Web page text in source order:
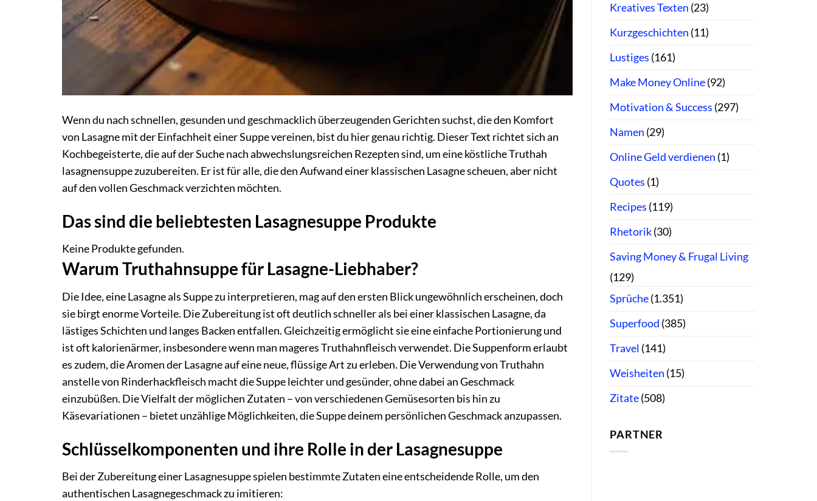
Wenn du nach schnellen, gesunden und geschmacklich überzeugenden Gerichten suchst, die den Komfort
von Lasagne mit der Einfachheit einer Suppe vereinen, bist du hier genau richtig. Dieser Text richtet sich an
Kochbegeisterte, die auf der Suche nach abwechslungsreichen Rezepten sind, um eine köstliche Truthah
lasagnensuppe zuzubereiten. Er ist für alle, die den Aufwand einer klassischen Lasagne scheuen, aber nicht
auf den vollen Geschmack verzichten möchten.
Das sind die beliebtesten Lasagnesuppe Produkte
Keine Produkte gefunden.
Warum Truthahnsuppe für Lasagne-Liebhaber?
Die Idee, eine Lasagne als Suppe zu interpretieren, mag auf den ersten Blick ungewöhnlich erscheinen, doch
sie birgt enorme Vorteile. Die Zubereitung ist oft deutlich schneller als bei einer klassischen Lasagne, da
lästiges Schichten und langes Backen entfallen. Gleichzeitig ermöglicht sie eine einfache Portionierung und
ist oft kalorienärmer, insbesondere wenn man mageres Truthahnfleisch verwendet. Die Suppenform erlaubt
es zudem, die Aromen der Lasagne auf eine neue, flüssige Art zu erleben. Die Verwendung von Truthahn
anstelle von Rinderhackfleisch macht die Suppe leichter und gesünder, ohne dabei an Geschmack
einzubüßen. Die Vielfalt der möglichen Zutaten – von verschiedenen Gemüsesorten bis hin zu
Käsevariationen – bietet unzählige Möglichkeiten, die Suppe deinem persönlichen Geschmack anzupassen.
Schlüsselkomponenten und ihre Rolle in der Lasagnesuppe
Bei der Zubereitung einer Lasagnesuppe spielen bestimmte Zutaten eine entscheidende Rolle, um den
authentischen Lasagnegeschmack zu imitieren:
Kreatives Texten (23)
Kurzgeschichten (11)
Lustiges (161)
Make Money Online(92)
Motivation & Success (297)
Namen (29)
Online Geld verdienen (1)
Quotes (1)
Recipes (119)
Rhetorik(30)
Saving Money & Frugal Living
(129)
Sprüche(1.351)
Superfood (385)
Travel (141)
Weisheiten (15)
Zitate(508)
PARTNER